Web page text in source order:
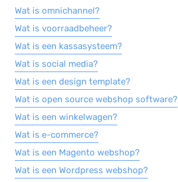
Wat is omnichannel?
Wat is voorraadbeheer?
Wat is een kassasysteem?
Wat is social media?
Wat is een design template?
Wat is open source webshop software?
Wat is een winkelwagen?
Wat is e-commerce?
Wat is een Magento webshop?
Wat is een Wordpress webshop?